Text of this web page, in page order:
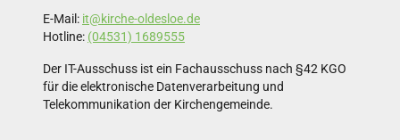
E-Mail: it@kirche-oldesloe.de
Hotline: (04531) 1689555
Der IT-Ausschuss ist ein Fachausschuss nach §42 KGO
für die elektronische Datenverarbeitung und
Telekommunikation der Kirchengemeinde.